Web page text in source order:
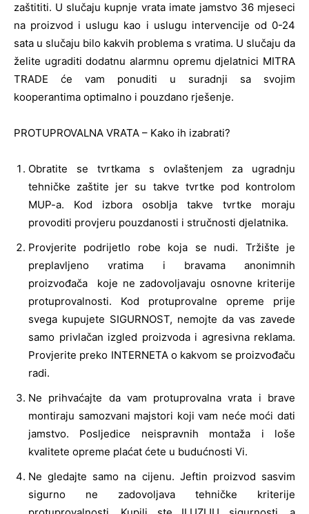
zaštititi. U slučaju kupnje vrata imate jamstvo 36 mjeseci
na proizvod i uslugu kao i uslugu intervencije od 0-24
sata u slučaju bilo kakvih problema s vratima. U slučaju da
želite ugraditi dodatnu alarmnu opremu djelatnici MITRA
TRADE će vam ponuditi u suradnji sa svojim
kooperantima optimalno i pouzdano rješenje.
PROTUPROVALNA VRATA – Kako ih izabrati?
Obratite se tvrtkama s ovlaštenjem za ugradnju
tehničke zaštite jer su takve tvrtke pod kontrolom
MUP-a. Kod izbora osoblja takve tvrtke moraju
provoditi provjeru pouzdanosti i stručnosti djelatnika.
Provjerite podrijetlo robe koja se nudi. Tržište je
preplavljeno vratima i bravama anonimnih
proizvođača koje ne zadovoljavaju osnovne kriterije
protuprovalnosti. Kod protuprovalne opreme prije
svega kupujete SIGURNOST, nemojte da vas zavede
samo privlačan izgled proizvoda i agresivna reklama.
Provjerite preko INTERNETA o kakvom se proizvođaču
radi.
Ne prihvaćajte da vam protuprovalna vrata i brave
montiraju samozvani majstori koji vam neće moći dati
jamstvo. Posljedice neispravnih montaža i loše
kvalitete opreme plaćat ćete u budućnosti Vi.
Ne gledajte samo na cijenu. Jeftin proizvod sasvim
sigurno ne zadovoljava tehničke kriterije